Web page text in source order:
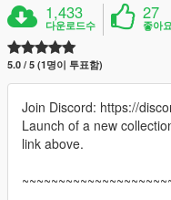
1,433
다운로드수
27
좋아
5.0 / 5 (1명이 투표함)
Join Discord: https://
Launch of a new
link above.